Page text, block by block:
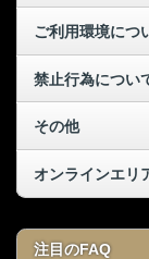
ご利用環境につ
禁止行為につい
その他
オンラインエリ
注目のFAQ